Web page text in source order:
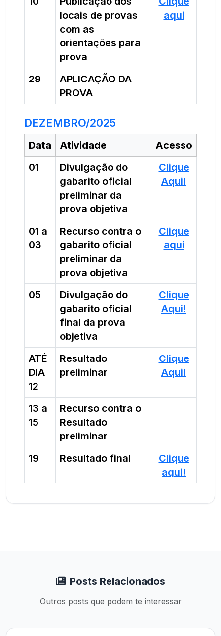
locais de provas
com as
orientações para
prova
aqui
29
APLICAÇÃO DA
PROVA
DEZEMBRO/2025
Data Atividade
Acesso
01
Divulgação do
gabarito oficial
preliminar da
prova objetiva
Clique
Aqui!
01 a
03
Recurso contra o
gabarito oficial
preliminar da
prova objetiva
Clique
aqui
05
Divulgação do
gabarito oficial
final da prova
objetiva
Clique
Aqui!
ATÉ
DIA
12
Resultado
preliminar
Clique
Aqui!
13 a
15
Recurso contra o
Resultado
preliminar
19
Resultado final
Clique
aqui!
Posts Relacionados
Outros posts que podem te interessar